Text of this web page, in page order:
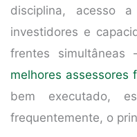
disciplina, acesso
investidores e
frentes
melhores assessores
bem executado,
frequentemente, o